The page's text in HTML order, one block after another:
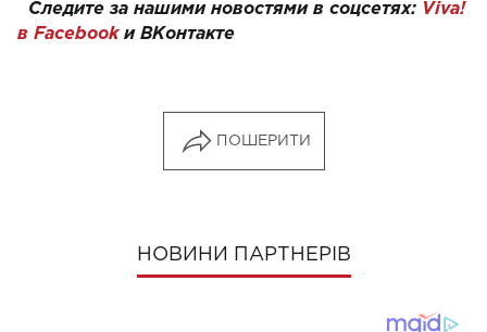
Следите за нашими новостями в соцсетях: Viva!
в Facebookи ВКонтакте
ПОШЕРИТИ
НОВИНИ ПАРТНЕРІВ